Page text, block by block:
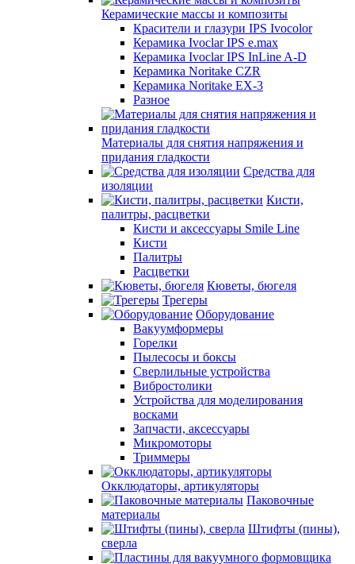
Керамические массы и композиты
Красители и глазури IPS Ivocolor
Керамика Ivoclar IPS e.max
Керамика Ivoclar IPS InLine A-D
Керамика Noritake CZR
Керамика Noritake EX-3
Разное
Материалы для снятия напряжения и
придания гладкости
Средства для
изоляции
Кисти,
палитры, расцветки
Кисти и аксессуары Smile Line
Кисти
Палитры
Расцветки
Кюветы, бюгеля
Трегеры
Оборудование
Вакуумформеры
Горелки
Пылесосы и боксы
Сверлильные устройства
Вибростолики
Устройства для моделирования
восками
Запчасти, аксессуары
Микромоторы
Триммеры
Окклюдаторы, артикуляторы
Паковочные
материалы
Штифты (пины),
сверла